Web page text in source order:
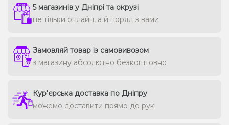
5 магазинів у Дніпрі та окрузі
не тільки онлайн, а й поряд з вами
Замовляй товар із самовивозом
з магазину абсолютно безкоштовно
Кур'єрська доставка по Дніпру
можемо доставити прямо до рук